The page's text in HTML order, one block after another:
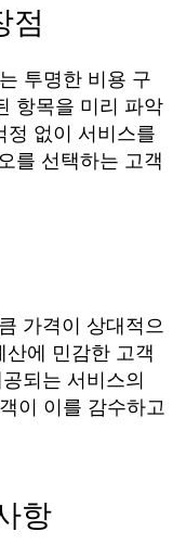
점
투명한 비용 구
항목을 미리 파악
정 없이 서비스를
를 선택하는 고객
가격이 상대적으
에 민감한 고객
되는 서비스의
이 이를 감수하고
항